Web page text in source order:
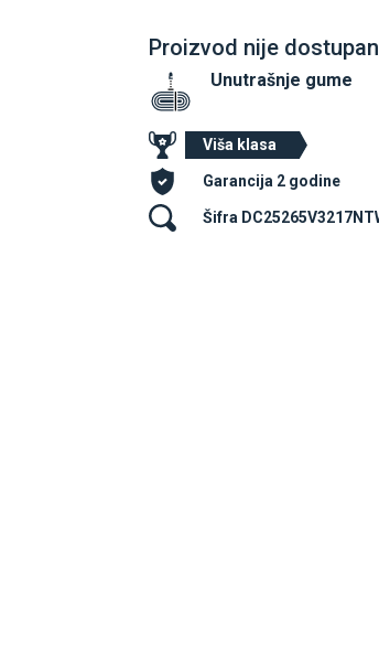
Proizvod nije dostupan
Unutrašnje gume
Viša klasa
Garancija 2 godine
Šifra